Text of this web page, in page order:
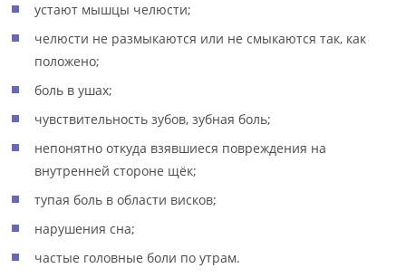
устают мышцы челюсти;
челюсти не размыкаются или не смыкаются так, как
положено;
боль в ушах;
чувствительность зубов, зубная боль;
непонятно откуда взявшиеся повреждения на
внутренней стороне щёк;
тупая боль в области висков;
нарушения сна;
частые головные боли по утрам.